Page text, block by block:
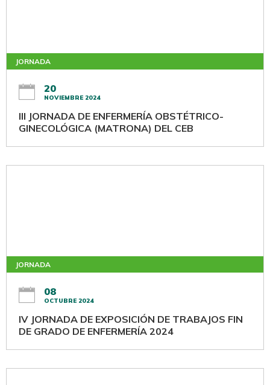
JORNADA
20
NOVIEMBRE 2024
III JORNADA DE ENFERMERÍA OBSTÉTRICO-
GINECOLÓGICA (MATRONA) DEL CEB
JORNADA
08
OCTUBRE 2024
IV JORNADA DE EXPOSICIÓN DE TRABAJOS FIN
DE GRADO DE ENFERMERÍA 2024